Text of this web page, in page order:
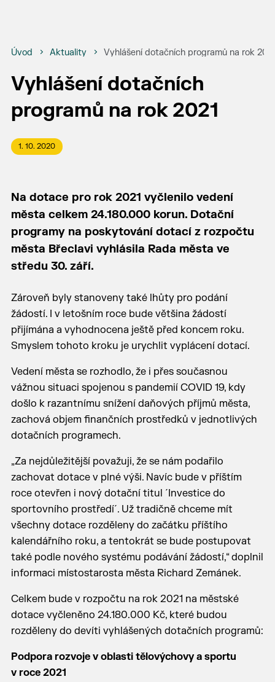
Úvod Aktuality Vyhlášení dotačních programů na rok
Vyhlášení dotačních
programů na rok 2021
1. 10. 2020
Na dotace pro rok 2021 vyčlenilo vedení
města celkem 24.180.000 korun. Dotační
programy na poskytování dotací z rozpočtu
města Břeclavi vyhlásila Rada města ve
středu 30. září.
Zároveň byly stanoveny také lhůty pro podání
žádostí. I v letošním roce bude většina žádostí
přijímána a vyhodnocena ještě před koncem roku.
Smyslem tohoto kroku je urychlit vyplácení dotací.
Vedení města se rozhodlo, že i přes současnou
vážnou situaci spojenou s pandemií COVID 19, kdy
došlo k razantnímu snížení daňových příjmů města,
zachová objem finančních prostředků v jednotlivých
dotačních programech.
„Za nejdůležitější považuji, že se nám podařilo
zachovat dotace v plné výši. Navíc bude v příštím
roce otevřen i nový dotační titul ´Investice do
sportovního prostředí´. Už tradičně chceme mít
všechny dotace rozděleny do začátku příštího
kalendářního roku, a tentokrát se bude postupovat
také podle nového systému podávání žádostí,“ doplnil
informaci místostarosta města Richard Zemánek.
Celkem bude v rozpočtu na rok 2021 na městské
dotace vyčleněno 24.180.000 Kč, které budou
rozděleny do devíti vyhlášených dotačních programů:
Podpora rozvoje v oblasti tělovýchovy a sportu
v roce 2021